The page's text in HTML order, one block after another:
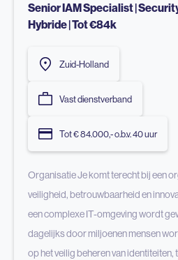
Senior IAM Specialist |
Hybride | Tot €84k
Zuid-Holland
Vast dienstverband
Tot € 84.000,- o.b.v. 40 uur
Organisatie Je komt terecht bij een
veiligheid, betrouwbaarheid en
een complexe IT-omgeving wordt
dagelijks door miljoenen mensen
op het veilig beheren van